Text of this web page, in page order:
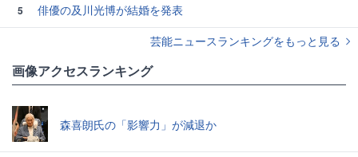
5
俳優の及川光博が結婚を発表
芸能ニュースランキングをもっと見る
画像アクセスランキング
森喜朗氏の「影響力」が減退か